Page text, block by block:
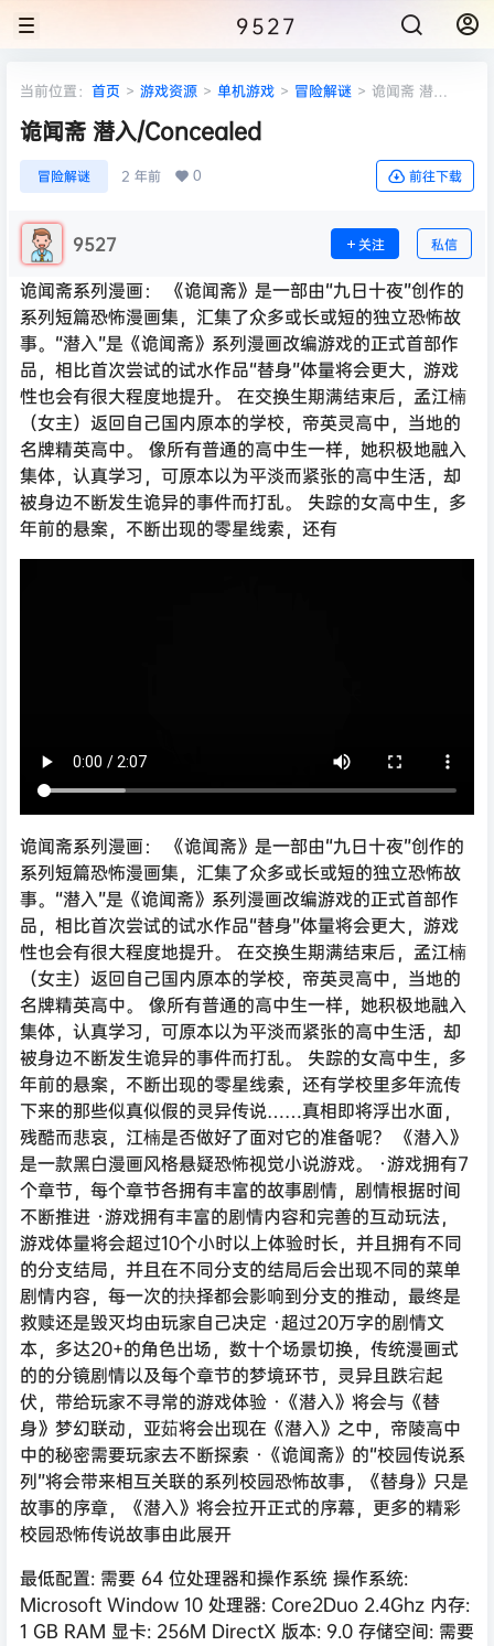
9527
当前位置： 首页 > 游戏资源 > 单机游戏 > 冒险解谜 > 诡闻斋 潜
诡闻斋 潜入/Concealed
冒险解谜 2 年前 0 前往下载
9527 关注 私信
诡闻斋系列漫画： 《诡闻斋》是一部由“九日十夜”创作的
系列短篇恐怖漫画集，汇集了众多或长或短的独立恐怖故
事。“潜入”是《诡闻斋》系列漫画改编游戏的正式首部作
品，相比首次尝试的试水作品“替身”体量将会更大，游戏
性也会有很大程度地提升。 在交换生期满结束后，孟江楠
（女主）返回自己国内原本的学校，帝英灵高中，当地的
名牌精英高中。 像所有普通的高中生一样，她积极地融入
集体，认真学习，可原本以为平淡而紧张的高中生活，却
被身边不断发生诡异的事件而打乱。 失踪的女高中生，多
年前的悬案，不断出现的零星线索，还有
诡闻斋系列漫画： 《诡闻斋》是一部由“九日十夜”创作的
系列短篇恐怖漫画集，汇集了众多或长或短的独立恐怖故
事。“潜入”是《诡闻斋》系列漫画改编游戏的正式首部作
品，相比首次尝试的试水作品“替身”体量将会更大，游戏
性也会有很大程度地提升。 在交换生期满结束后，孟江楠
（女主）返回自己国内原本的学校，帝英灵高中，当地的
名牌精英高中。 像所有普通的高中生一样，她积极地融入
集体，认真学习，可原本以为平淡而紧张的高中生活，却
被身边不断发生诡异的事件而打乱。 失踪的女高中生，多
年前的悬案，不断出现的零星线索，还有学校里多年流传
下来的那些似真似假的灵异传说……真相即将浮出水面，
残酷而悲哀，江楠是否做好了面对它的准备呢？ 《潜入》
是一款黑白漫画风格悬疑恐怖视觉小说游戏。 ·游戏拥有7
个章节，每个章节各拥有丰富的故事剧情，剧情根据时间
不断推进 ·游戏拥有丰富的剧情内容和完善的互动玩法，
游戏体量将会超过10个小时以上体验时长，并且拥有不同
的分支结局，并且在不同分支的结局后会出现不同的菜单
剧情内容，每一次的抉择都会影响到分支的推动，最终是
救赎还是毁灭均由玩家自己决定 ·超过20万字的剧情文
本，多达20+的角色出场，数十个场景切换，传统漫画式
的的分镜剧情以及每个章节的梦境环节，灵异且跌宕起
伏，带给玩家不寻常的游戏体验 ·《潜入》将会与《替
身》梦幻联动，亚茹将会出现在《潜入》之中，帝陵高中
中的秘密需要玩家去不断探索 ·《诡闻斋》的“校园传说系
列”将会带来相互关联的系列校园恐怖故事，《替身》只是
故事的序章，《潜入》将会拉开正式的序幕，更多的精彩
校园恐怖传说故事由此展开
最低配置: 需要 64 位处理器和操作系统 操作系统:
Microsoft Window 10 处理器: Core2Duo 2.4Ghz 内存:
1 GB RAM 显卡: 256M DirectX 版本: 9.0 存储空间: 需要